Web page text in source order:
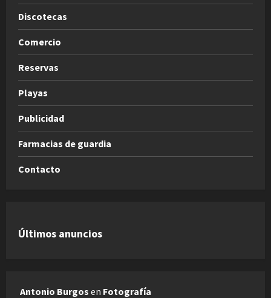
Discotecas
Comercio
Reservas
Playas
Publicidad
Farmacias de guardia
Contacto
Últimos anuncios
Antonio Burgos en Fotografía